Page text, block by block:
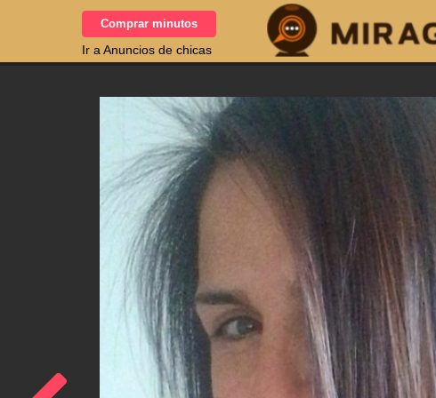
Comprar minutos
Ir a Anuncios de chicas